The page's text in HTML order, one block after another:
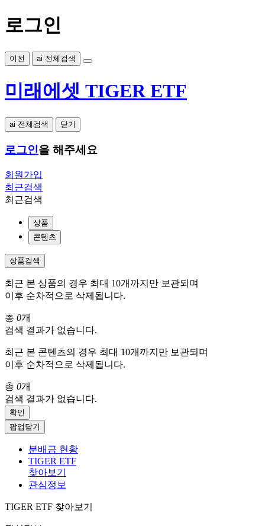
로그인
이전 ai 전체검색
미래에셋 TIGER ETF
ai 전체검색 닫기
로그인을 해주세요
회원가입
최근검색
최근검색
상품
콘텐츠
상품검색
최근 본 상품의 경우 최대 10개까지만 보관되며
이후 순차적으로 삭제됩니다.
총 0개
검색 결과가 없습니다.
최근 본 콘텐츠의 경우 최대 10개까지만 보관되며
이후 순차적으로 삭제됩니다.
총 0개
검색 결과가 없습니다.
확인
팝업닫기
분배금 현황
TIGER ETF
찾아보기
관심정보
TIGER ETF 찾아보기